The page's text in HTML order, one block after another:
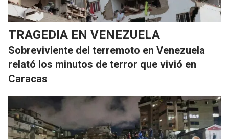
TRAGEDIA EN VENEZUELA
Sobreviviente del terremoto en Venezuela
relató los minutos de terror que vivió en
Caracas